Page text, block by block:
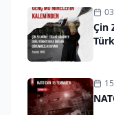
Çin